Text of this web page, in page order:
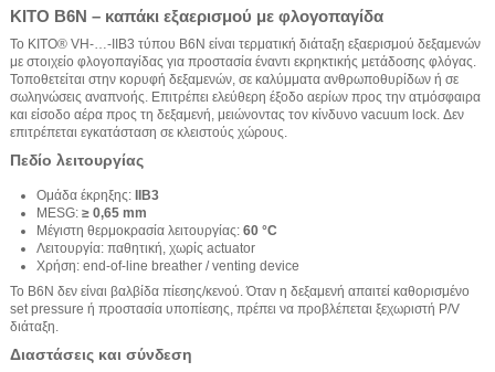
KITO B6N – καπάκι εξαερισμού με φλογοπαγίδα
Το KITO® VH-…-IIB3 τύπου B6N είναι τερματική διάταξη εξαερισμού δεξαμενών
με στοιχείο φλογοπαγίδας για προστασία έναντι εκρηκτικής μετάδοσης φλόγας.
Τοποθετείται στην κορυφή δεξαμενών, σε καλύμματα ανθρωποθυρίδων ή σε
σωληνώσεις αναπνοής. Επιτρέπει ελεύθερη έξοδο αερίων προς την ατμόσφαιρα
και είσοδο αέρα προς τη δεξαμενή, μειώνοντας τον κίνδυνο vacuum lock. Δεν
επιτρέπεται εγκατάσταση σε κλειστούς χώρους.
Πεδίο λειτουργίας
Ομάδα έκρηξης:
IIB3
MESG: ≥ 0,65 mm
Μέγιστη θερμοκρασία λειτουργίας: 60 °C
Λειτουργία: παθητική, χωρίς actuator
Χρήση: end-of-line breather / venting device
Το B6N δεν είναι βαλβίδα πίεσης/κενού. Όταν η δεξαμενή απαιτεί καθορισμένο
set pressure ή προστασία υποπίεσης, πρέπει να προβλέπεται ξεχωριστή P/V
διάταξη.
Διαστάσεις και σύνδεση